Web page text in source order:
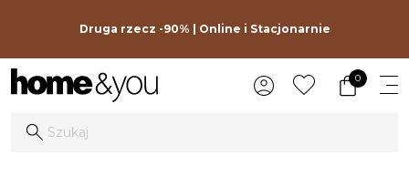
Druga rzecz -90% | Online i Stacjonarnie
0